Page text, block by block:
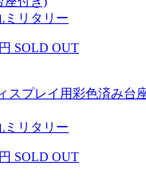
ミリタリー
SOLD OUT
スプレイ用彩色済み台
ミリタリー
SOLD OUT